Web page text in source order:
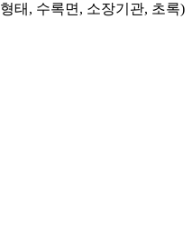
태, 수록면, 소장기관, 초록)